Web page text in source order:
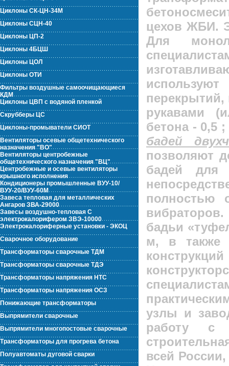
Циклоны СК-ЦН-34М
Циклоны СЦН-40
Циклоны ЦП-2
Циклоны 4БЦШ
Циклоны ЦОЛ
Циклоны ОТИ
Фильтры воздушные самоочищающиеся
КДМ
Циклоны ЦВП с водяной пленкой
Скрубберы ЦС
Циклоны-промыватели СИОТ
Вентиляторы осевые общетехнического
назначения "ВО"
Вентиляторы центробежные
общетехнического назначения "ВЦ"
Центробежные и осевые вентиляторы
крышного исполнения
Кондиционеры промышленные ВУУ-10/
ВУУ-20/ВУУ-60М
Завеса тепловая для металлических
Ангаров ЗВА-29000
Завесы воздушно-тепловая С
электрокалорифером ЗВЭ-10000
Электрокалориферные установки - ЭКОЦ
Сварочное оборудование
Трансформаторы сварочные ТДМ
Трансформаторы сварочные ТДЭ
Трансформаторы напряжения НТС
Трансформаторы напряжения ОСЗ
Понижающие трансформаторы
Выпрямители сварочные
Выпрямители многопостовые сварочные
Трансформаторы для прогрева бетона
Полуавтоматы дуговой сварки
цехов ЖБИ.
Для
перекрытий,
рукавами
бетона - 0,5
бадей
позволяют
бадей для
полностью
бадьи
м, в также
узлы и
работу с
всей